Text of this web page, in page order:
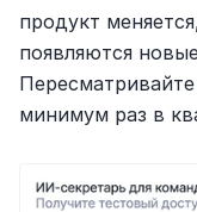
продукт
появляются
минимум раз в